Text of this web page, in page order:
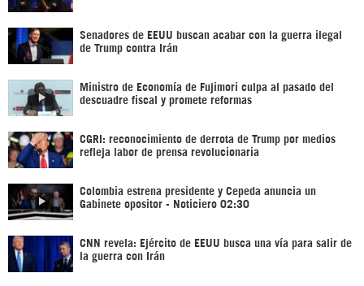
Senadores de EEUU buscan acabar con la guerra ilegal
de Trump contra Irán
Ministro de Economía de Fujimori culpa al pasado del
descuadre fiscal y promete reformas
CGRI: reconocimiento de derrota de Trump por medios
refleja labor de prensa revolucionaria
Colombia estrena presidente y Cepeda anuncia un
Gabinete opositor - Noticiero 02:30
CNN revela: Ejército de EEUU busca una vía para salir de
la guerra con Irán